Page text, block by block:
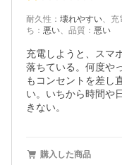
耐久性 ： 壊れやすい、 充
ち ： 悪い、 品質 ： 悪い
充電しようと、スマ
落ちている。何度や
もコンセントを差し
い。いちから時間や
きない。
購入した商品